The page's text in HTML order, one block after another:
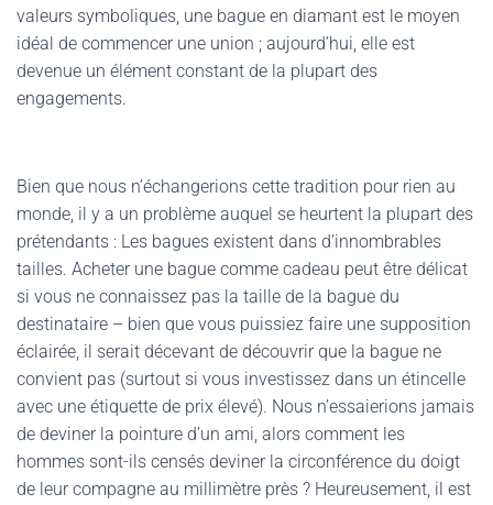
valeurs symboliques, une bague en diamant est le moyen
idéal de commencer une union ; aujourd’hui, elle est
devenue un élément constant de la plupart des
engagements.
Bien que nous n’échangerions cette tradition pour rien au
monde, il y a un problème auquel se heurtent la plupart des
prétendants : Les bagues existent dans d’innombrables
tailles. Acheter une bague comme cadeau peut être délicat
si vous ne connaissez pas la taille de la bague du
destinataire – bien que vous puissiez faire une supposition
éclairée, il serait décevant de découvrir que la bague ne
convient pas (surtout si vous investissez dans un étincelle
avec une étiquette de prix élevé). Nous n’essaierions jamais
de deviner la pointure d’un ami, alors comment les
hommes sont-ils censés deviner la circonférence du doigt
de leur compagne au millimètre près ? Heureusement, il est